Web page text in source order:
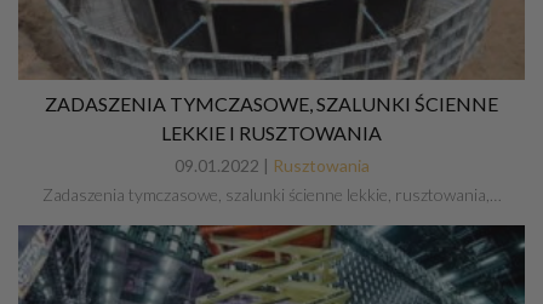
ZADASZENIA TYMCZASOWE, SZALUNKI ŚCIENNE
LEKKIE I RUSZTOWANIA
09.01.2022 | Rusztowania
Zadaszenia tymczasowe, szalunki ścienne lekkie, rusztowania,…